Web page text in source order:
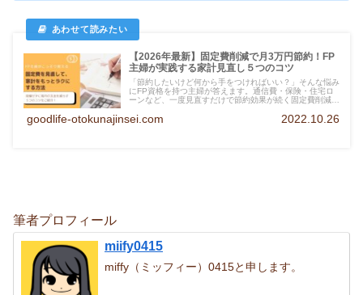
【2026年最新】固定費削減で月3万円節約！FP
主婦が実践する家計見直し５つのコツ
「節約したいけど何から手をつければいい？」そんな悩み
にFP資格を持つ主婦が答えます。通信費・保険・住宅ロ
ーンなど、一度見直すだけで節約効果が続く固定費削減の
す。
goodlife-otokunajinsei.com 2022.10.26
筆者プロフィール
miify0415
miffy（ミッフィー）0415と申します。